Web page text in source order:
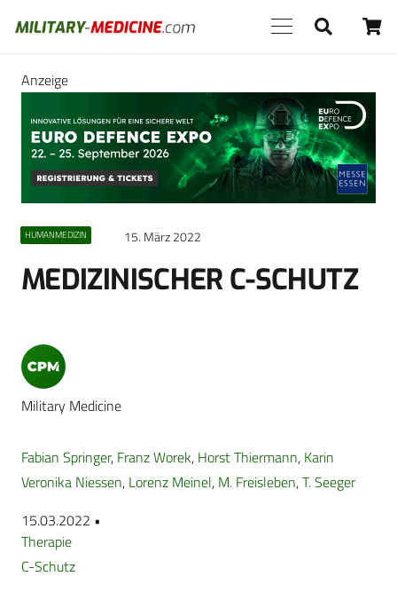
Anzeige
HUMANMEDIZIN 15. März 2022
MEDIZINISCHER C-SCHUTZ
Military Medicine
Fabian Springer, Franz Worek, Horst Thiermann, Karin
Veronika Niessen, Lorenz Meinel, M. Freisleben,T. Seeger
15.03.2022 •
Therapie
C-Schutz